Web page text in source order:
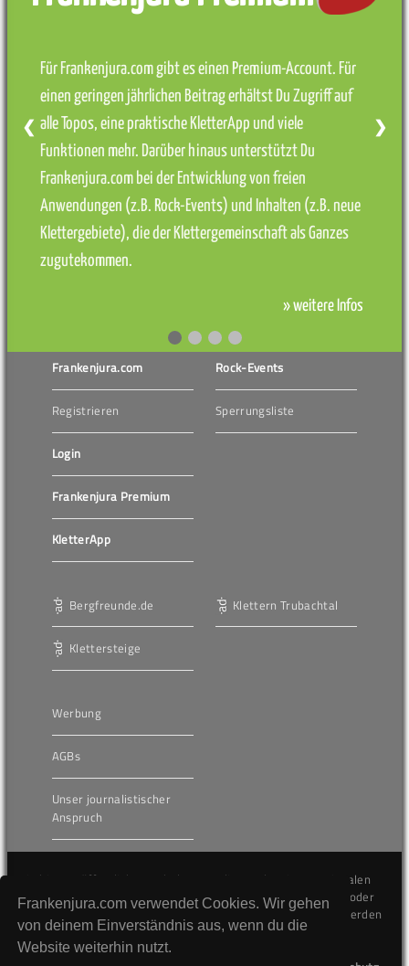
Frankenjura.com verwendet Cookies. Wir gehen
von deinem Einverständnis aus, wenn du die
Website weiterhin nutzt.
Für Frankenjura.com gibt es einen Premium-Account. Für
einen geringen jährlichen Beitrag erhältst Du Zugriff auf
alle Topos, eine praktische KletterApp und viele
Funktionen mehr. Darüber hinaus unterstützt Du
Frankenjura.com bei der Entwicklung von freien
Anwendungen (z.B. Rock-Events) und Inhalten (z.B. neue
Klettergebiete), die der Klettergemeinschaft als Ganzes
zugutekommen.
» weitere Infos
❮ ❯
Frankenjura.com
Registrieren
Login
Frankenjura Premium
KletterApp
Rock-Events
Sperrungsliste
Bergfreunde.de
Klettersteige
Klettern Trubachtal
Werbung
AGBs
Unser journalistischer
Anspruch
Die hier veröffentlichten Inhalte unterliegen dem internationalen
Urheberrecht (Copyright) und dürfen nicht kopiert, verändert oder
unverändert wiederveröffentlicht werden. Gegen Verstöße werden
wir auf juristischem Wege vorgehen.